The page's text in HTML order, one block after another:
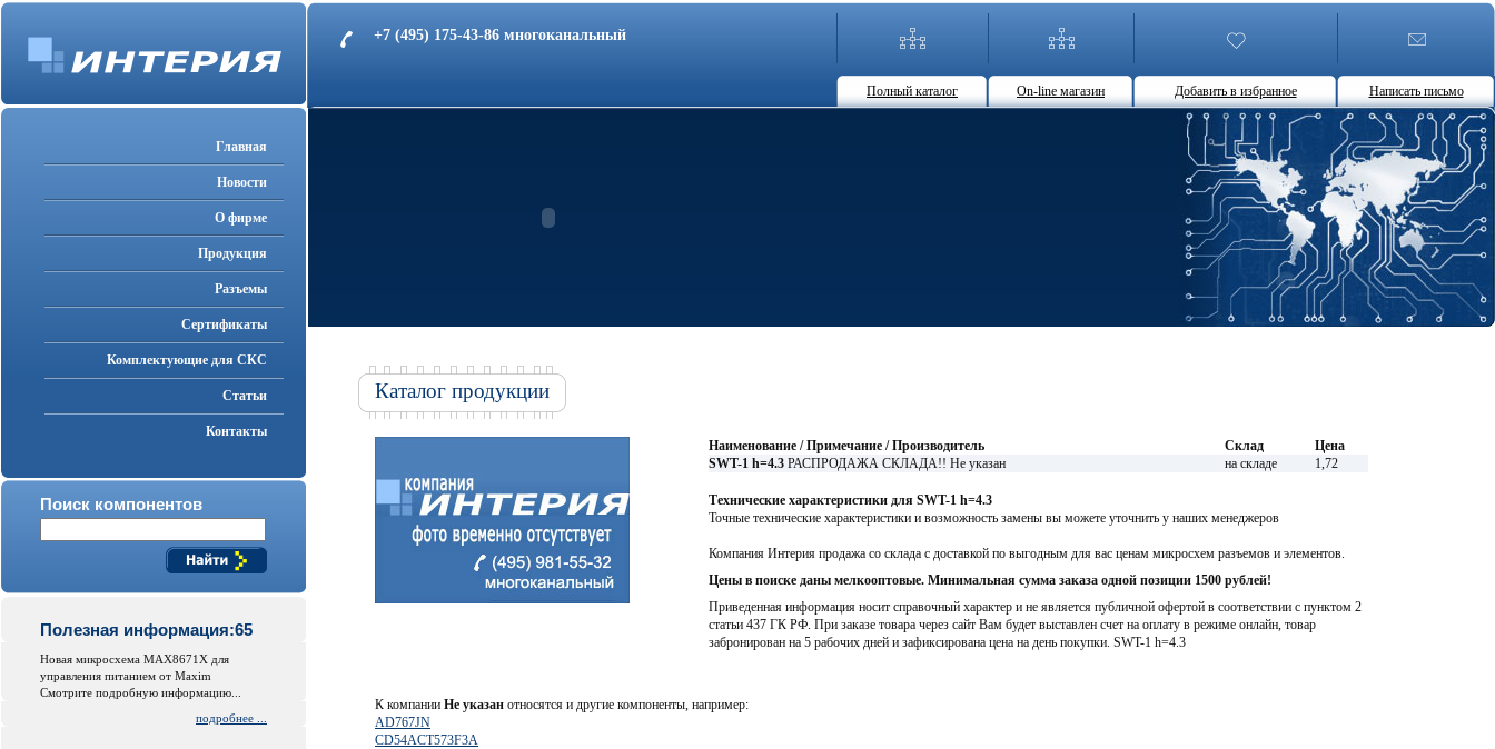
+7 (495) 175-43-86 многоканальный
Полный каталог On-line магазин Добавить в избранное Написать письмо
Главная
Новости
О фирме
Продукция
Разъемы
Cертификаты
Комплектующие для СКС
Статьи
Контакты
Поиск компонентов
Полезная информация:65
Новая микросхема MAX8671X для
управления питанием от Maxim
Смотрите подробную информацию...
подробнее ...
Каталог продукции
Наименование / Примечание / Производитель Склад
Цена
SWT-1 h=4.3 РАСПРОДАЖА СКЛАДА!! Не указан на складе 1,72
Технические характеристики для SWT-1 h=4.3
Точные технические характеристики и возможность замены вы можете уточнить у наших менеджеров
Компания Интерия продажа со склада с доставкой по выгодным для вас ценам микросхем разъемов и элементов.
Цены в поиске даны мелкооптовые. Минимальная сумма заказа одной позиции 1500 рублей!
Приведенная информация носит справочный характер и не является публичной офертой в соответствии с пунктом 2
статьи 437 ГК РФ. При заказе товара через сайт Вам будет выставлен счет на оплату в режиме онлайн, товар
забронирован на 5 рабочих дней и зафиксирована цена на день покупки. SWT-1 h=4.3
К компании Не указан относятся и другие компоненты, например:
AD767JN
CD54ACT573F3A